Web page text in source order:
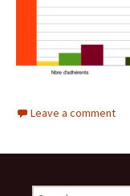
Leave a comment
Search